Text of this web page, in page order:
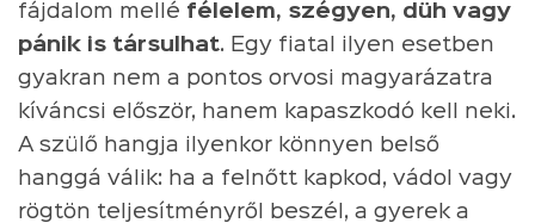
fájdalom mellé félelem, szégyen, düh vagy
pánik is társulhat. Egy fiatal ilyen esetben
gyakran nem a pontos orvosi magyarázatra
kíváncsi először, hanem kapaszkodó kell neki.
A szülő hangja ilyenkor könnyen belső
hanggá válik: ha a felnőtt kapkod, vádol vagy
rögtön teljesítményről beszél, a gyerek a